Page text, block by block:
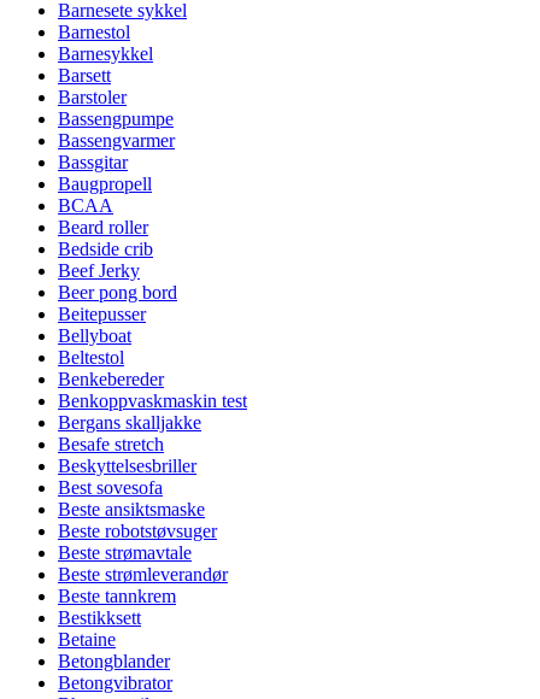
Barnesete sykkel
Barnestol
Barnesykkel
Barsett
Barstoler
Bassengpumpe
Bassengvarmer
Bassgitar
Baugpropell
BCAA
Beard roller
Bedside crib
Beef Jerky
Beer pong bord
Beitepusser
Bellyboat
Beltestol
Benkebereder
Benkoppvaskmaskin test
Bergans skalljakke
Besafe stretch
Beskyttelsesbriller
Best sovesofa
Beste ansiktsmaske
Beste robotstøvsuger
Beste strømavtale
Beste strømleverandør
Beste tannkrem
Bestikksett
Betaine
Betongblander
Betongvibrator